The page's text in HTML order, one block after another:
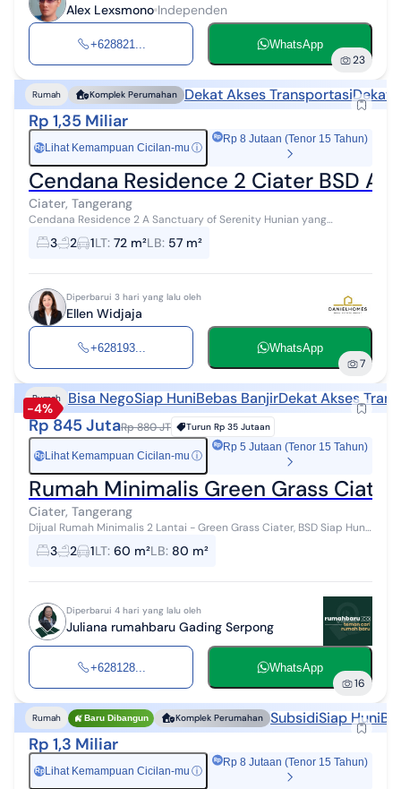
Alex Lexsmono Independen
+628821... WhatsApp
23
Rumah Komplek Perumahan Dekat Akses TransportasiDekat
Rp 1,35 Miliar
Rp Lihat Kemampuan Cicilan-mu ⓘ
Rp 8 Jutaan (Tenor 15 Tahun)
Cendana Residence 2 Ciater BSD
Ciater, Tangerang
Cendana Residence 2 A Sanctuary of Serenity Hunian yang
dinantikan denga konsep Hunian yang Asri dan Nyaman. - Akses
Mudah - Lokasi Strategis -...
3 2 1LT: 72 m²LB: 57 m²
Diperbarui 3 hari yang lalu oleh
Ellen Widjaja
+628193... WhatsApp
7
-4%
Rumah Bisa NegoSiap HuniBebas BanjirDekat Akses
Rp 845 JutaRp 880 JT Turun Rp 35 Jutaan
Rp Lihat Kemampuan Cicilan-mu ⓘ
Rp 5 Jutaan (Tenor 15 Tahun)
Rumah Minimalis Green Grass
Ciater, Tangerang
Dijual Rumah Minimalis 2 Lantai - Green Grass Ciater, BSD Siap Huni
| Lokasi Strategis | Lingkungan Nyaman Spesifikasi Properti: * 3
Kamar Tidur *...
3 2 1LT: 60 m²LB: 80 m²
Diperbarui 4 hari yang lalu oleh
Juliana rumahbaru Gading Serpong
+628128... WhatsApp
16
Rumah Baru Dibangun Komplek Perumahan SubsidiSiap Huni
Rp 1,3 Miliar
Rp Lihat Kemampuan Cicilan-mu ⓘ
Rp 8 Jutaan (Tenor 15 Tahun)